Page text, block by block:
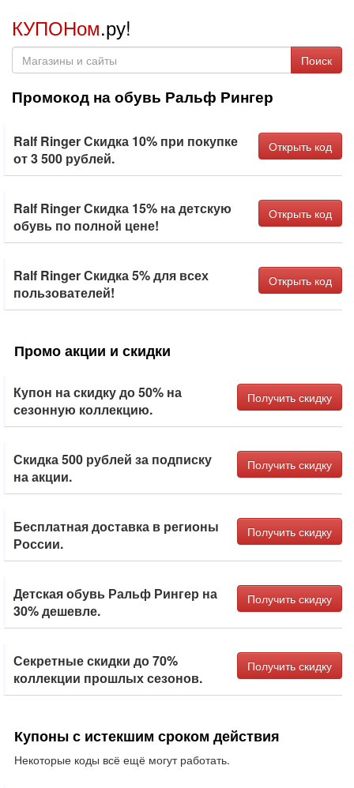
КУПОНом.ру!
Поиск
Промокод на обувь Ральф Рингер
Ralf Ringer Скидка 10% при покупке
от 3 500 рублей.
Открыть код
Ralf Ringer Скидка 15% на детскую
обувь по полной цене!
Открыть код
Ralf Ringer Скидка 5% для всех
пользователей!
Открыть код
Промо акции и скидки
Купон на скидку до 50% на
сезонную коллекцию.
Получить скидку
Скидка 500 рублей за подписку
на акции.
Получить скидку
Бесплатная доставка в регионы
России.
Получить скидку
Детская обувь Ральф Рингер на
30% дешевле.
Получить скидку
Секретные скидки до 70%
коллекции прошлых сезонов.
Получить скидку
Купоны с истекшим сроком действия
Некоторые коды всё ещё могут работать.